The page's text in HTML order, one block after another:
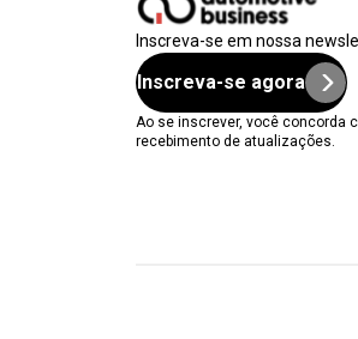
Inscreva-se em nossa
Inscreva-se agora
Ao se inscrever, você concorda
recebimento de atualizações.